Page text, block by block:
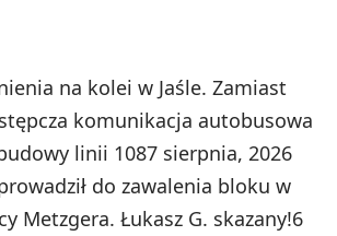
na kolei w Jaśle. Zamiast
komunikacja autobusowa
linii 1087 sierpnia, 2026
do zawalenia bloku w
Metzgera. Łukasz G. skazany!6